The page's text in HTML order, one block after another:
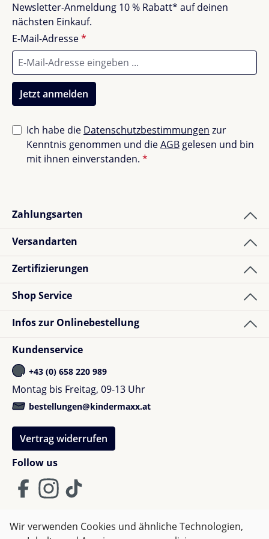
Farbe:Multicolour (Beige mit bunten Punkten)
Material:Vorderseite 100 % Bio-Baumwolle,
Rückseite Latex
Maße:120 × 170 cm
Gewicht:ca. 2,8 kg
Pflege:Waschmaschinen- & trocknergeeignet
Inhalt:1 Teppich
Hol dir denLittle Dutch Dot Mixed Teppich
Erfahrungen mit anderen.
Newsletter-Anmeldung 10 % Rabatt* auf deinen
nächsten Einkauf.
E-Mail-Adresse*
Jetzt anmelden
Ich habe die Datenschutzbestimmungen zur
Kenntnis genommen und dieAGB gelesen und bin
mit ihnen einverstanden. *
Zahlungsarten
Versandarten
Zertifizierungen
Follow us
Shop Service
Infos zur Onlinebestellung
Kundenservice
+43 (0) 658 220 989
Montag bis Freitag, 09-13 Uhr
bestellungen@kindermaxx.at
Vertrag widerrufen
Wir verwenden Cookies und ähnliche Technologien,